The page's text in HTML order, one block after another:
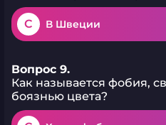
C В Швеции
Вопрос 9.
Как называется фобия,
боязнью цвета?